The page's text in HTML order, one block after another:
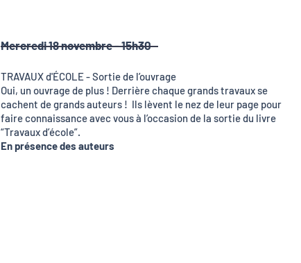
Mercredi 18 novembre - 15h30
TRAVAUX d'ÉCOLE - Sortie de l’ouvrage
Oui, un ouvrage de plus ! Derrière chaque grands travaux se
cachent de grands auteurs ! Ils lèvent le nez de leur page pour
faire connaissance avec vous à l’occasion de la sortie du livre
“Travaux d’école”.
En présence des auteurs